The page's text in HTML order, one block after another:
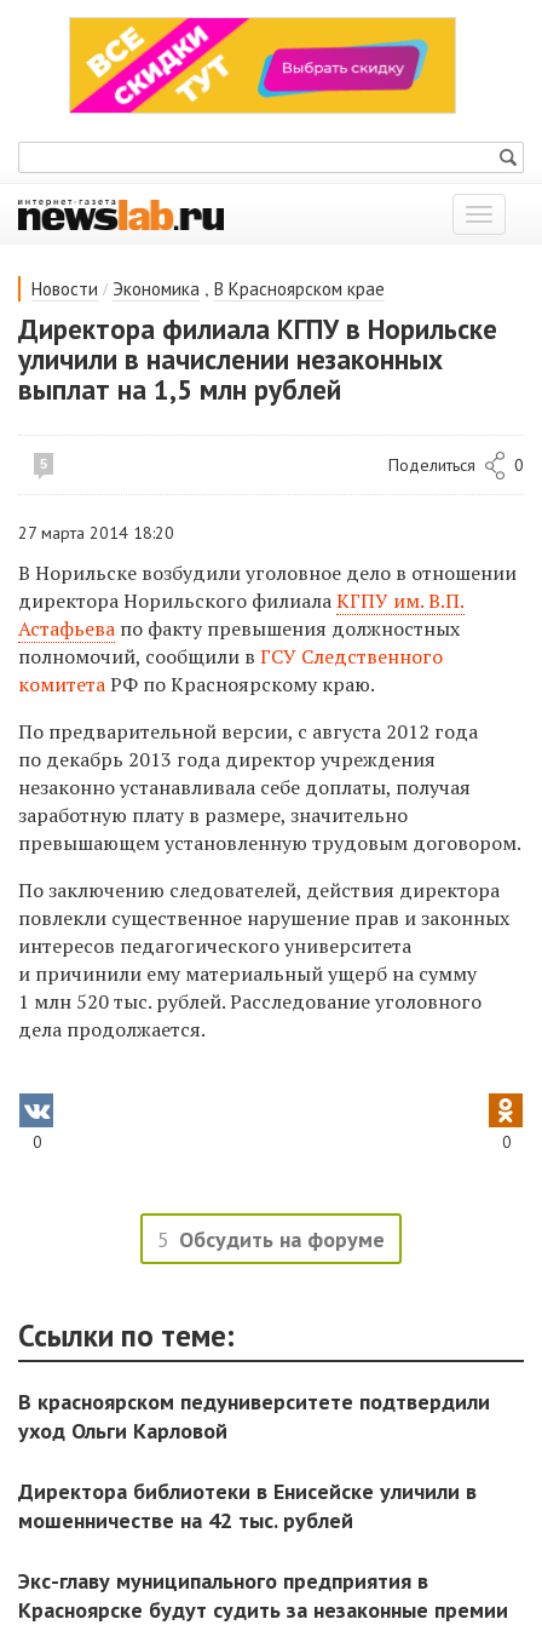
Показать
меню
Новости / Экономика , В Красноярском крае
Директора филиала КГПУ в Норильске
уличили в начислении незаконных
выплат на 1,5 млн рублей
5 Поделиться 0
27 марта 2014 18:20
В Норильске возбудили уголовное дело в отношении
директора Норильского филиалаКГПУ им. В.П.
Астафьева по факту превышения должностных
полномочий, сообщили в ГСУ Следственного
комитетаРФ по Красноярскому краю.
По предварительной версии, с августа 2012 года
по декабрь 2013 года директор учреждения
незаконно устанавливала себе доплаты, получая
заработную плату в размере, значительно
превышающем установленную трудовым договором.
По заключению следователей, действия директора
повлекли существенное нарушение прав и законных
интересов педагогического университета
и причинили ему материальный ущерб на сумму
1 млн 520 тыс. рублей. Расследование уголовного
дела продолжается.
0 0
5 Обсудить на форуме
Ссылки по теме:
В красноярском педуниверситете подтвердили
уход Ольги Карловой
Директора библиотеки в Енисейске уличили в
мошенничестве на 42 тыс. рублей
Экс-главу муниципального предприятия в
Красноярске будут судить за незаконные премии